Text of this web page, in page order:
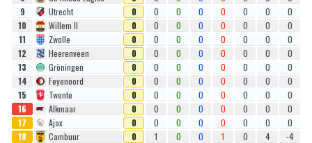
9
Utrecht 0 0 0 0 0 0 0
0
10
Willem II 0 0 0 0 0 0 0
0
11
Zwolle 0 0 0 0 0 0 0
0
12
Heerenveen 0 0 0 0 0 0 0
0
13
Gröningen 0 0 0 0 0 0 0
0
14
Feyenoord 0 0 0 0 0 0 0
0
15
Twente 0 0 0 0 0 0 0
0
16
Alkmaar 0 0 0 0 0 0 0
0
17
Ajax 0 0 0 0 0 0 0
0
18
Cambuur 0 1 0 0 1 0 4
-4